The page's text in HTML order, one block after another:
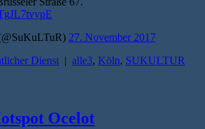
27. November 2017
Dienst alle3, Köln, SUKULTUR
Ocelot